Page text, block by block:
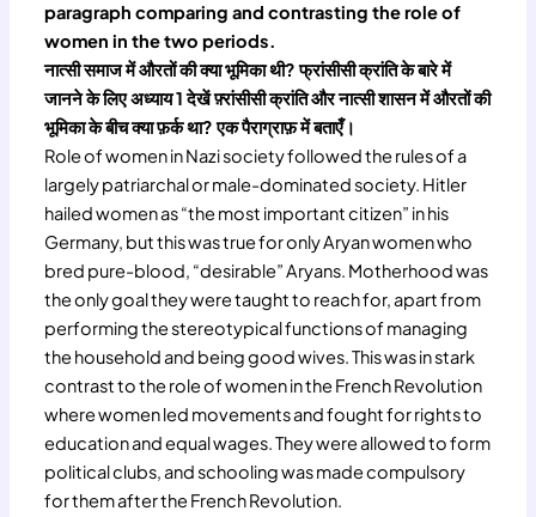
paragraph comparing and contrasting the role of
women in the two periods.
नात्सी समाज में औरतों की क्या भूमिका थी? फ्रांसीसी क्रांति के बारे में
जानने के लिए अध्याय 1 देखें फ़्रांसीसी क्रांति और नात्सी शासन में औरतों की
भूमिका के बीच क्या फ़र्क था? एक पैराग्राफ़ में बताएँ।
Role of women in Nazi society followed the rules of a
largely patriarchal or male-dominated society. Hitler
hailed women as “the most important citizen” in his
Germany, but this was true for only Aryan women who
bred pure-blood, “desirable” Aryans. Motherhood was
the only goal they were taught to reach for, apart from
performing the stereotypical functions of managing
the household and being good wives. This was in stark
contrast to the role of women in the French Revolution
where women led movements and fought for rights to
education and equal wages. They were allowed to form
political clubs, and schooling was made compulsory
for them after the French Revolution.